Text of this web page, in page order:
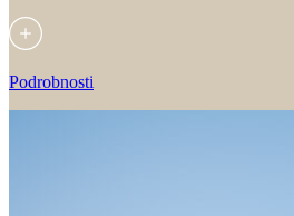
Podrobnosti